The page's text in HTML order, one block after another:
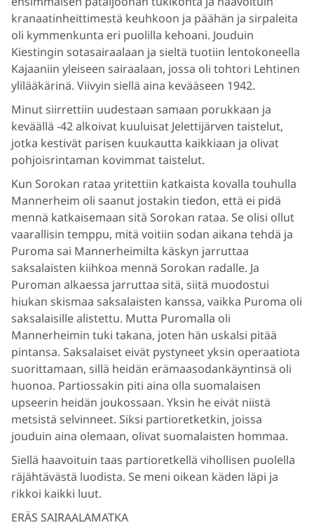
kranaatinheittimestä keuhkoon ja päähän ja sirpaleita
oli kymmenkunta eri puolilla kehoani. Jouduin
Kiestingin sotasairaalaan ja sieltä tuotiin lentokoneella
Kajaaniin yleiseen sairaalaan, jossa oli tohtori Lehtinen
ylilääkärinä. Viivyin siellä aina kevääseen 1942.
Minut siirrettiin uudestaan samaan porukkaan ja
keväällä -42 alkoivat kuuluisat Jelettijärven taistelut,
jotka kestivät parisen kuukautta kaikkiaan ja olivat
pohjoisrintaman kovimmat taistelut.
Kun Sorokan rataa yritettiin katkaista kovalla touhulla
Mannerheim oli saanut jostakin tiedon, että ei pidä
mennä katkaisemaan sitä Sorokan rataa. Se olisi ollut
vaarallisin temppu, mitä voitiin sodan aikana tehdä ja
Puroma sai Mannerheimilta käskyn jarruttaa
saksalaisten kiihkoa mennä Sorokan radalle. Ja
Puroman alkaessa jarruttaa sitä, siitä muodostui
hiukan skismaa saksalaisten kanssa, vaikka Puroma oli
saksalaisille alistettu. Mutta Puromalla oli
Mannerheimin tuki takana, joten hän uskalsi pitää
pintansa. Saksalaiset eivät pystyneet yksin operaatiota
suorittamaan, sillä heidän erämaasodankäyntinsä oli
huonoa. Partiossakin piti aina olla suomalaisen
upseerin heidän joukossaan. Yksin he eivät niistä
metsistä selvinneet. Siksi partioretketkin, joissa
jouduin aina olemaan, olivat suomalaisten hommaa.
Siellä haavoituin taas partioretkellä vihollisen puolella
räjähtävästä luodista. Se meni oikean käden läpi ja
rikkoi kaikki luut.
ERÄS SAIRAALAMATKA